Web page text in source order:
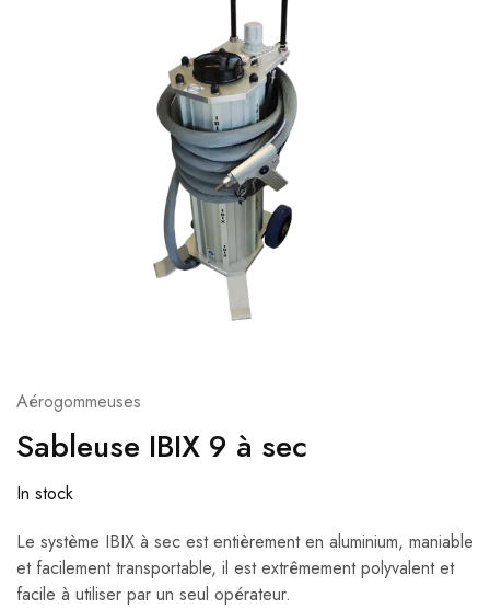
Aérogommeuses
Sableuse IBIX 9 à sec
In stock
Le système IBIX à sec est entièrement en aluminium, maniable
et facilement transportable, il est extrêmement polyvalent et
facile à utiliser par un seul opérateur.